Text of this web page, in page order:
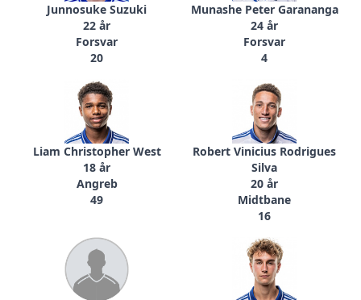
Junnosuke Suzuki
22 år
Forsvar
20
Munashe Peter Garananga
24 år
Forsvar
4
Liam Christopher West
18 år
Angreb
49
Robert Vinicius Rodrigues
Silva
20 år
Midtbane
16